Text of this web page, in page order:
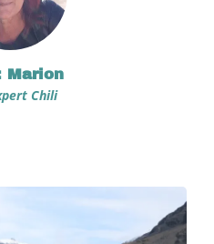
Marion
Chili